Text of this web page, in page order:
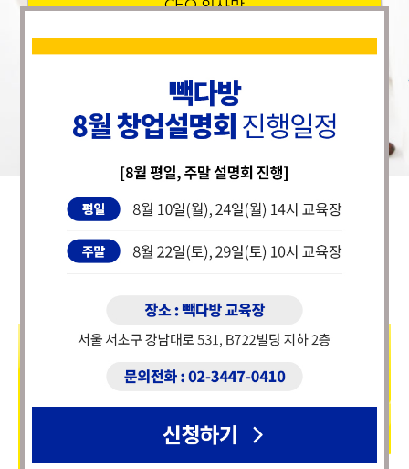
CEO 인사말
빽다방 소개
커피 이야기
교육 이야기